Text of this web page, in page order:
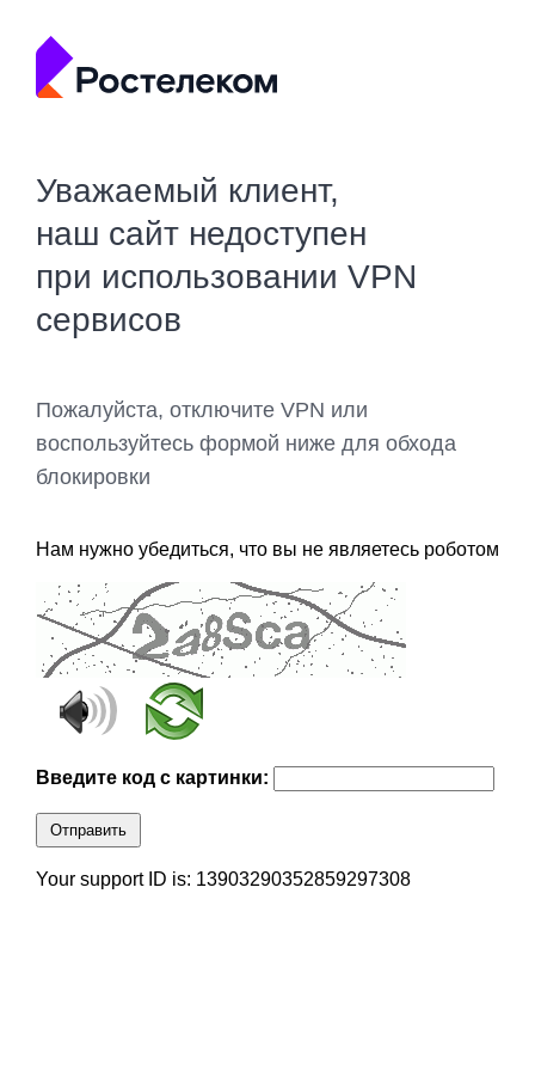
Уважаемый клиент,
наш сайт недоступен
при использовании VPN
сервисов
Пожалуйста, отключите VPN или
воспользуйтесь формой ниже для обхода
блокировки
Нам нужно убедиться, что вы не являетесь роботом
Введите код с картинки:
Отправить
Your support ID is: 13903290352859297308